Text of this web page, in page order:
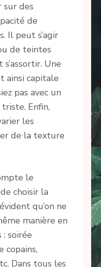
des
de
Il peut s’agir
de teintes
Une
ainsi capitale
pas avec un
Enfin,
les
de la texture
le
choisir la
qu’on ne
manière en
: soirée
copains,
Dans tous les